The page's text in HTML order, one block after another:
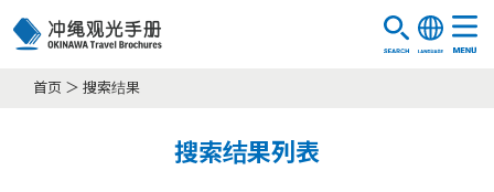
首页 搜索结果
搜索结果列表